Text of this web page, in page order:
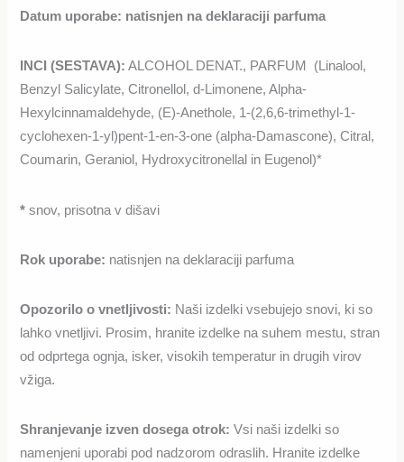
Datum uporabe: natisnjen na deklaraciji parfuma
INCI (SESTAVA): ALCOHOL DENAT., PARFUM (Linalool,
Benzyl Salicylate, Citronellol, d-Limonene, Alpha-
Hexylcinnamaldehyde, (E)-Anethole, 1-(2,6,6-trimethyl-1-
cyclohexen-1-yl)pent-1-en-3-one (alpha-Damascone), Citral,
Coumarin, Geraniol, Hydroxycitronellal in Eugenol)*
* snov, prisotna v dišavi
Rok uporabe: natisnjen na deklaraciji parfuma
Opozorilo o vnetljivosti: Naši izdelki vsebujejo snovi, ki so
lahko vnetljivi. Prosim, hranite izdelke na suhem mestu, stran
od odprtega ognja, isker, visokih temperatur in drugih virov
vžiga.
Shranjevanje izven dosega otrok: Vsi naši izdelki so
namenjeni uporabi pod nadzorom odraslih. Hranite izdelke